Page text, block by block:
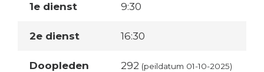
1e dienst 9:30
2e dienst 16:30
Doopleden 292 (peildatum 01-10-2025)